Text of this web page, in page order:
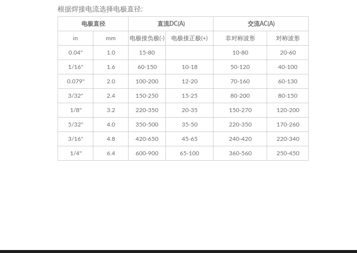
根据焊接电流选择电极直径:
电极直径 直流DC(A) 交流AC(A)
in mm 电极接负极(-) 电极接正极(+) 非对称波形 对称波形
0.04" 1.0 15-80 10-80 20-60
1/16" 1.6 60-150 10-18 50-120 40-100
0.079" 2.0 100-200 12-20 70-160 60-130
3/32" 2.4 150-250 15-25 80-200 80-150
1/8" 3.2 220-350 20-35 150-270 120-200
5/32" 4.0 350-500 35-50 220-350 170-260
3/16" 4.8 420-650 45-65 240-420 220-340
1/4" 6.4 600-900 65-100 360-560 250-450